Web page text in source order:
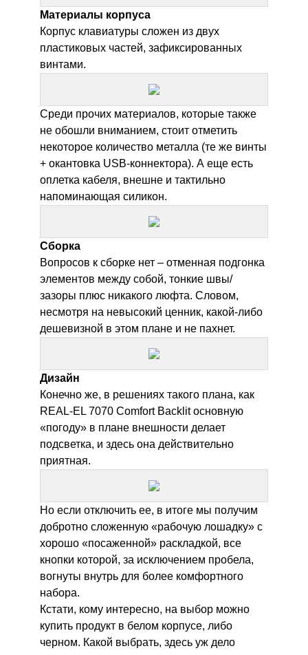
Материалы корпуса
Корпус клавиатуры сложен из двух
пластиковых частей, зафиксированных
винтами.
Среди прочих материалов, которые также
не обошли вниманием, стоит отметить
некоторое количество металла (те же винты
+ окантовка USB-коннектора). А еще есть
оплетка кабеля, внешне и тактильно
напоминающая силикон.
Сборка
Вопросов к сборке нет – отменная подгонка
элементов между собой, тонкие швы/
зазоры плюс никакого люфта. Словом,
несмотря на невысокий ценник, какой-либо
дешевизной в этом плане и не пахнет.
Дизайн
Конечно же, в решениях такого плана, как
REAL-EL 7070 Comfort Backlitосновную
«погоду» в плане внешности делает
подсветка, и здесь она действительно
приятная.
Но если отключить ее, в итоге мы получим
добротно сложенную «рабочую лошадку» с
хорошо «посаженной» раскладкой, все
кнопки которой, за исключением пробела,
вогнуты внутрь для более комфортного
набора.
Кстати, кому интересно, на выбор можно
купить продукт в белом корпусе, либо
черном. Какой выбрать, здесь уж дело